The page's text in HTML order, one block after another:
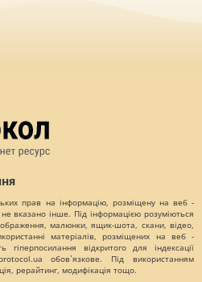
прав на інформацію, розміщену на веб -
вказано інше. Під інформацією розуміються
малюнки, ящик-шота, скани, відео,
матеріалів, розміщених на веб -
гіперпосилання відкритого для індексації
обов`язкове. Під використанням
рерайтинг, модифікація тощо.